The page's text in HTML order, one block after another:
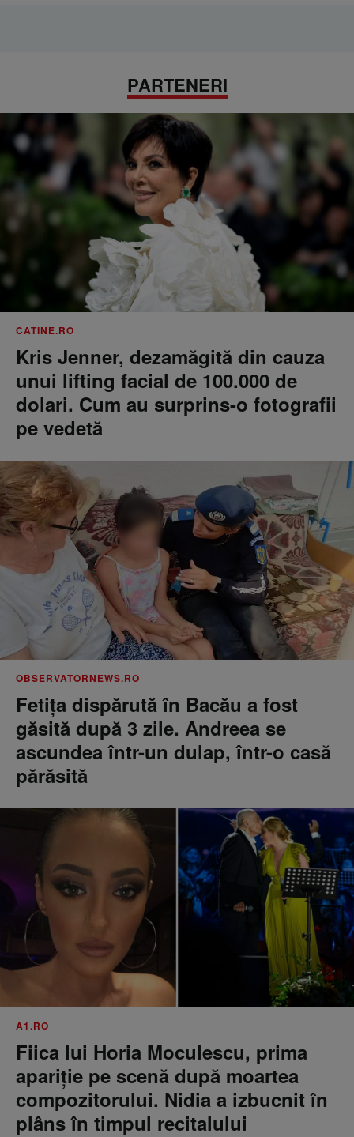
PARTENERI
CATINE.RO
Kris Jenner, dezamăgită din cauza
unui lifting facial de 100.000 de
dolari. Cum au surprins-o fotografii
pe vedetă
OBSERVATORNEWS.RO
Fetiţa dispărută în Bacău a fost
găsită după 3 zile. Andreea se
ascundea într-un dulap, într-o casă
părăsită
A1.RO
Fiica lui Horia Moculescu, prima
apariție pe scenă după moartea
compozitorului. Nidia a izbucnit în
plâns în timpul recitalului